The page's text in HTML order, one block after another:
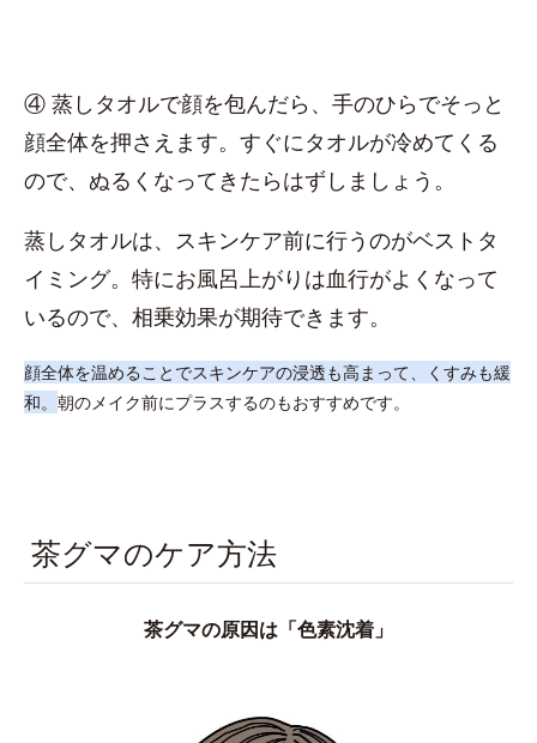
④ 蒸しタオルで顔を包んだら、手のひらでそっと
顔全体を押さえます。すぐにタオルが冷めてくる
ので、ぬるくなってきたらはずしましょう。
蒸しタオルは、スキンケア前に行うのがベストタ
イミング。特にお風呂上がりは血行がよくなって
いるので、相乗効果が期待できます。
顔全体を温めることでスキンケアの浸透も高まって、くすみも緩
和。 朝のメイク前にプラスするのもおすすめです。
茶グマのケア方法
茶グマの原因は「色素沈着」